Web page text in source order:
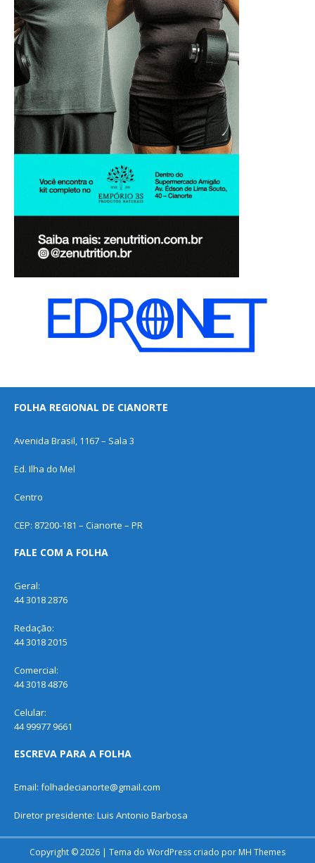
FOLHA REGIONAL DE CIANORTE
Avenida Brasil, 1167 – Sala 3
Ed. Ilha do Mel
Centro
CEP: 87200-181 – Cianorte – PR
FALE COM A FOLHA
Geral:
44 3018 2876
Redação:
44 3018 2015
Comercial:
44 3018 4876
Celular:
44 99977 9661
ESCREVA PARA A FOLHA
Email: folhadecianorte@gmail.com
Diretor presidente: Luis Antonio Barbosa
Copyright © 2026 | Tema do WordPress criado por MH Themes